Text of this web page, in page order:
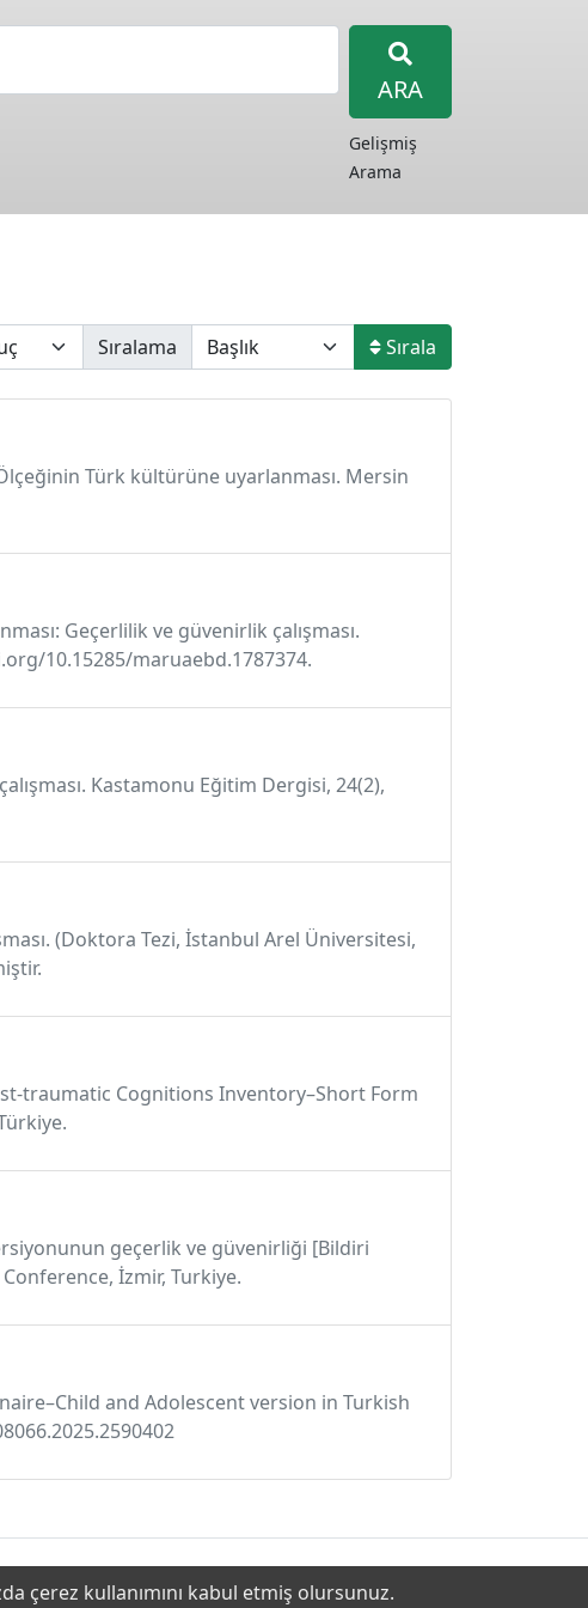
ARA
Gelişmiş
Arama
Sıralama Sırala
Türk kültürüne uyarlanması. Mersin
Geçerlilik ve güvenirlik çalışması.
10.15285/maruaebd.1787374.
Kastamonu Eğitim Dergisi, 24(2),
(Doktora Tezi, İstanbul Arel Üniversitesi,
traumatic Cognitions Inventory–Short Form
geçerlik ve güvenirliği [Bildiri
İzmir, Turkiye.
and Adolescent version in Turkish
çerez kullanımını kabul etmiş olursunuz.